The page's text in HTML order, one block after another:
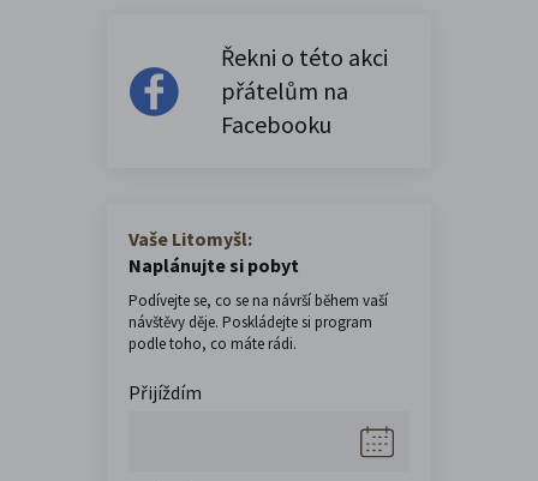
Řekni o této akci
přátelům na
Facebooku
Vaše Litomyšl:
Naplánujte si pobyt
Podívejte se, co se na návrší během vaší
návštěvy děje. Poskládejte si program
podle toho, co máte rádi.
Přijíždím